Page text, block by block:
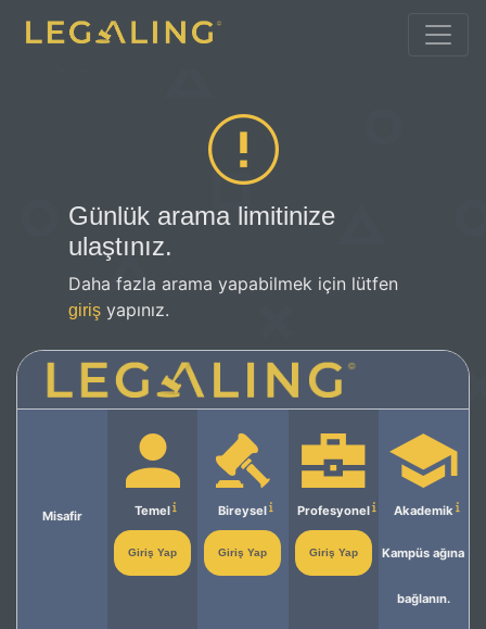
Günlük arama limitinize
ulaştınız.
Daha fazla arama yapabilmek için lütfen
giriş yapınız.
Misafir Temel
Giriş Yap
Bireysel
Giriş Yap
Profesyonel
Giriş Yap
Akademik
Kampüs ağına
bağlanın.